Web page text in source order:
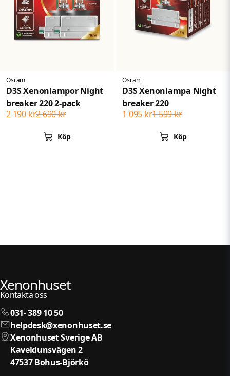
Osram
D3S Xenonlampor Night
breaker 220 2-pack
2 690 kr
2 190 kr
Köp
Osram
D3S Xenonlampa Night
breaker 220
1 599 kr
1 095 kr
Köp
Xenonhuset
Kontakta oss
031- 389 10 50
helpdesk@xenonhuset.se
Xenonhuset Sverige AB
Kaveldunsvägen 2
47537 Bohus-Björkö